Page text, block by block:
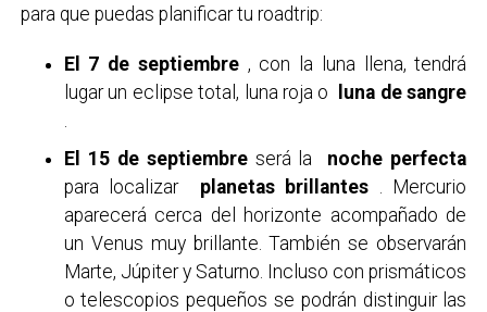
para que puedas planificar tu roadtrip:
El 7 de septiembre, con la luna llena, tendrá
lugar un eclipse total, luna roja o
luna de sangre
El 15 de septiembreserá la noche perfecta
para localizar planetas brillantes . Mercurio
aparecerá cerca del horizonte acompañado de
un Venus muy brillante. También se observarán
Marte, Júpiter y Saturno. Incluso con prismáticos
o telescopios pequeños se podrán distinguir las